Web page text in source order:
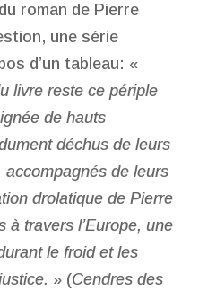
roman de Pierre
une série
d’un tableau: «
livre reste ce périple
de hauts
déchus de leurs
de leurs
drolatique de Pierre
à travers l’Europe, une
le froid et les
» (Cendres des